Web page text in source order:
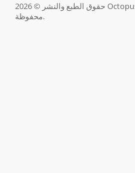
حقوق الطبع والنشر © 2026 Octopus Telecom Ltd. جميع الحقوق
محفوظة.